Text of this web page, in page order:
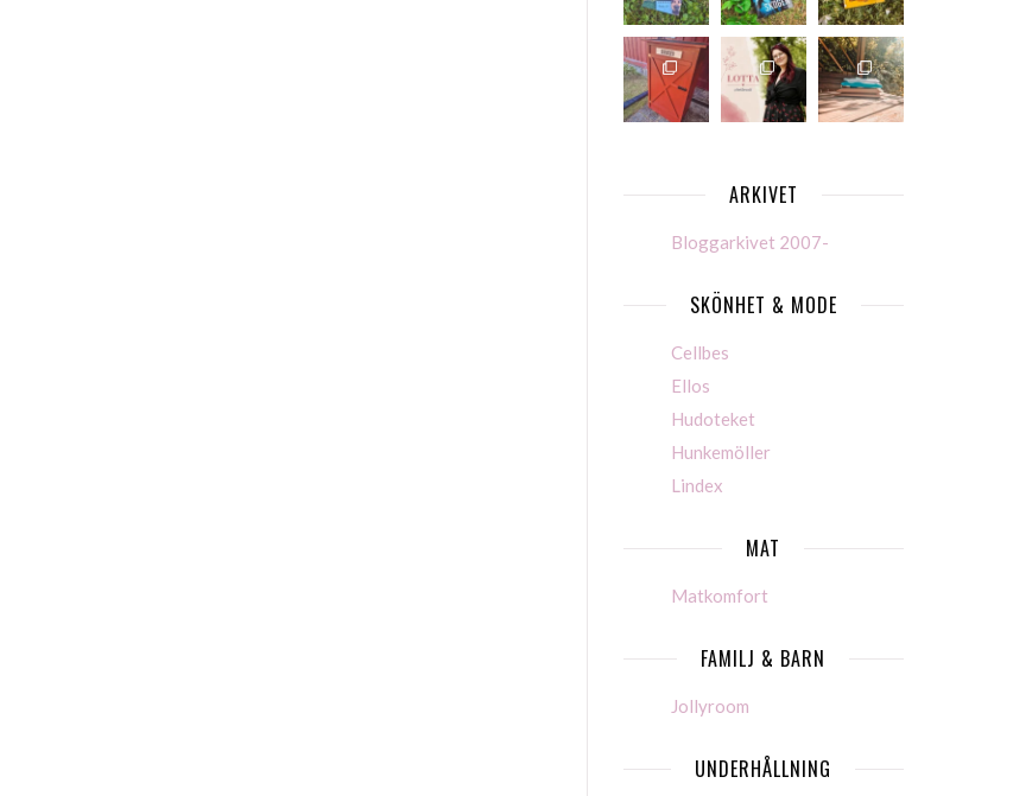
ARKIVET
Bloggarkivet 2007-
SKÖNHET & MODE
Cellbes
Ellos
Hudoteket
Hunkemöller
Lindex
MAT
Matkomfort
FAMILJ & BARN
Jollyroom
UNDERHÅLLNING